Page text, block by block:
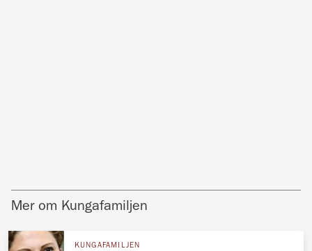
Mer om Kungafamiljen
KUNGAFAMILJEN